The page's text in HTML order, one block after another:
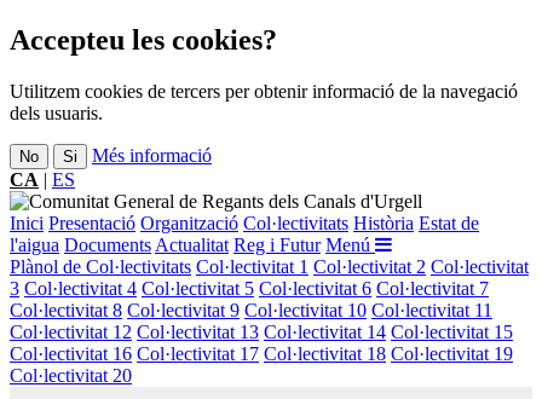
Accepteu les cookies?
Utilitzem cookies de tercers per obtenir informació de la navegació
dels usuaris.
No Si
Més informació
CA | ES
Inici Presentació Organització Col·lectivitats Història Estat de
l'aigua Documents Actualitat Reg i Futur Menú
Plànol de Col·lectivitats Col·lectivitat 1 Col·lectivitat 2 Col·lectivitat
3 Col·lectivitat 4 Col·lectivitat 5 Col·lectivitat 6 Col·lectivitat 7
Col·lectivitat 8 Col·lectivitat 9 Col·lectivitat 10 Col·lectivitat 11
Col·lectivitat 12 Col·lectivitat 13 Col·lectivitat 14 Col·lectivitat 15
Col·lectivitat 16 Col·lectivitat 17 Col·lectivitat 18 Col·lectivitat 19
Col·lectivitat 20